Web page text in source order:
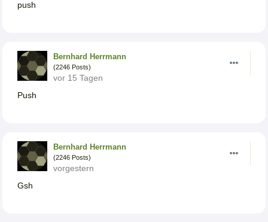
push
Bernhard Herrmann
(2246 Posts)
vor 15 Tagen
Push
Bernhard Herrmann
(2246 Posts)
vorgestern
Gsh